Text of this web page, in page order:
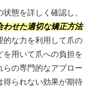
態を詳しく確認し、
わせた適切な矯正方法
的な力を利用して爪の
用いて爪への負担を
の専門的なアプロー
得られない効果が期待